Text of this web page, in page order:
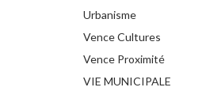
Urbanisme
Vence Cultures
Vence Proximité
VIE MUNICIPALE